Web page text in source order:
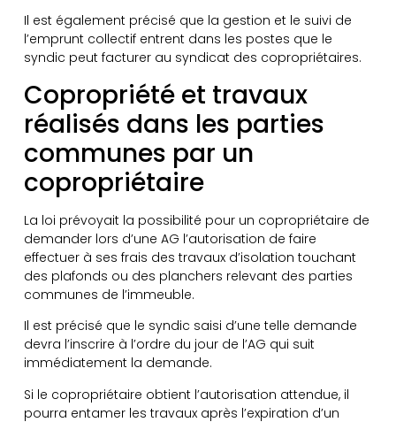
Il est également précisé que la gestion et le suivi de
l’emprunt collectif entrent dans les postes que le
syndic peut facturer au syndicat des copropriétaires.
Copropriété et travaux
réalisés dans les parties
communes par un
copropriétaire
La loi prévoyait la possibilité pour un copropriétaire de
demander lors d’une AG l’autorisation de faire
effectuer à ses frais des travaux d’isolation touchant
des plafonds ou des planchers relevant des parties
communes de l’immeuble.
Il est précisé que le syndic saisi d’une telle demande
devra l’inscrire à l’ordre du jour de l’AG qui suit
immédiatement la demande.
Si le copropriétaire obtient l’autorisation attendue, il
pourra entamer les travaux après l’expiration d’un